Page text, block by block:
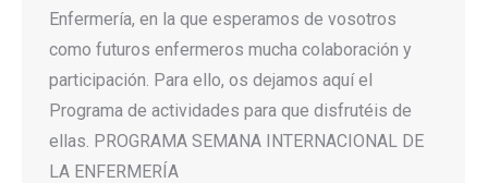
Enfermería, en la que esperamos de vosotros
como futuros enfermeros mucha colaboración y
participación. Para ello, os dejamos aquí el
Programa de actividades para que disfrutéis de
ellas. PROGRAMA SEMANA INTERNACIONAL DE
LA ENFERMERÍA